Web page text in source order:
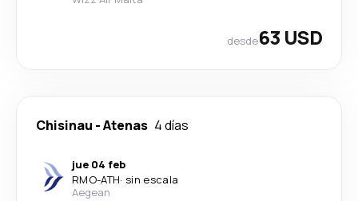
desde63 USD
Chisinau -Atenas 4 días
jue 04 feb
RMO-ATH· sin escala
Aegean